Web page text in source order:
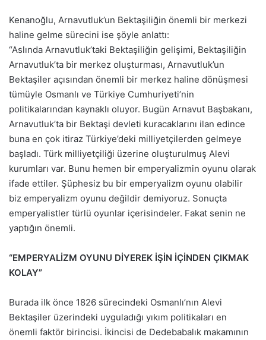
Kenanoğlu, Arnavutluk’un Bektaşiliğin önemli bir merkezi
haline gelme sürecini ise şöyle anlattı:
“Aslında Arnavutluk’taki Bektaşiliğin gelişimi, Bektaşiliğin
Arnavutluk’ta bir merkez oluşturması, Arnavutluk’un
Bektaşiler açısından önemli bir merkez haline dönüşmesi
tümüyle Osmanlı ve Türkiye Cumhuriyeti’nin
politikalarından kaynaklı oluyor. Bugün Arnavut Başbakanı,
Arnavutluk’ta bir Bektaşi devleti kuracaklarını ilan edince
buna en çok itiraz Türkiye’deki milliyetçilerden gelmeye
başladı. Türk milliyetçiliği üzerine oluşturulmuş Alevi
kurumları var. Bunu hemen bir emperyalizmin oyunu olarak
ifade ettiler. Şüphesiz bu bir emperyalizm oyunu olabilir
biz emperyalizm oyunu değildir demiyoruz. Sonuçta
emperyalistler türlü oyunlar içerisindeler. Fakat senin ne
yaptığın önemli.
“EMPERYALİZM OYUNU DİYEREK İŞİN İÇİNDEN ÇIKMAK
KOLAY”
Burada ilk önce 1826 sürecindeki Osmanlı’nın Alevi
Bektaşiler üzerindeki uyguladığı yıkım politikaları en
önemli faktör birincisi. İkincisi de Dedebabalık makamının